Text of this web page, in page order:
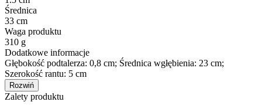
Średnica
33 cm
Waga produktu
310 g
Dodatkowe informacje
Głębokość podtalerza: 0,8 cm; Średnica wgłębienia: 23 cm;
Szerokość rantu: 5 cm
Rozwiń
Zalety produktu